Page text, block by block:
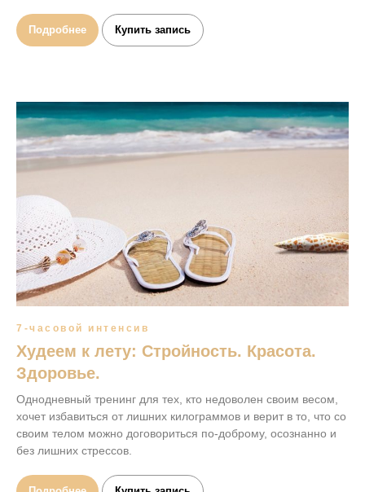
Подробнее Купить запись
7-часовой интенсив
Худеем к лету: Стройность. Красота.
Здоровье.
Однодневный тренинг для тех, кто недоволен своим весом,
хочет избавиться от лишних килограммов и верит в то, что со
своим телом можно договориться по-доброму, осознанно и
без лишних стрессов.